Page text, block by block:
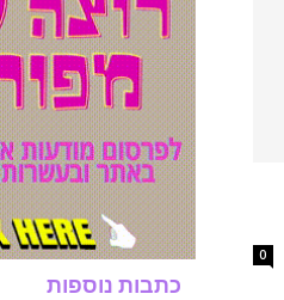
0
כתבות נוספות